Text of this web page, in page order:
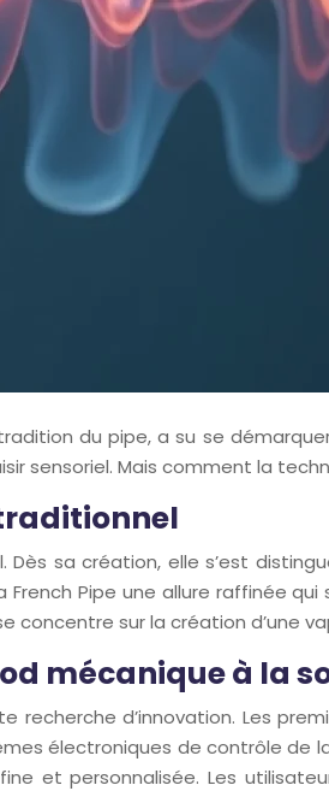
du pipe, a su se
sensoriel. Mais comment la
Dès sa création, elle s’est
Pipe une allure raffinée
concentre sur la création d’une
mécanique à la
recherche d’innovation. Les
électroniques de contrôle
et personnalisée. Les